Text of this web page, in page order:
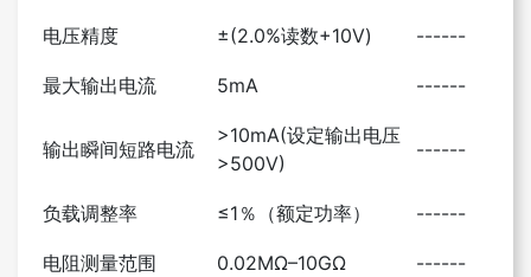
电压精度 ±(2.0%读数+10V) ------
最大输出电流 5mA ------
输出瞬间短路电流
>10mA(设定输出电压
>500V)
------
负载调整率 ≤1％（额定功率） ------
电阻测量范围 0.02MΩ–10GΩ ------